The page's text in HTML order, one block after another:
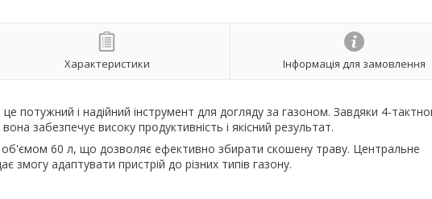
Характеристики Інформація для замовлення
потужний і надійний інструмент для догляду за газоном. Завдяки 4-
забезпечує високу продуктивність і якісний результат.
об'ємом 60 л, що дозволяє ефективно збирати скошену траву. Центральне
адаптувати пристрій до різних типів газону.